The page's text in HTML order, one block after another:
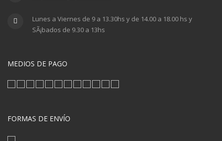
Lunes a Viernes de 9 a 13.30hs y de 14.00 a 18.00 hs y
SÃ¡bados de 9.30 a 13hs
MEDIOS DE PAGO
FORMAS DE ENVÍO